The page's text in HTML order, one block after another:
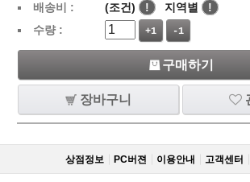
배송비 :
(조건) ! 지역별
!
수량 :
+1 -1
구매하기
장바구니
상점정보 PC버젼 이용안내 고객센터